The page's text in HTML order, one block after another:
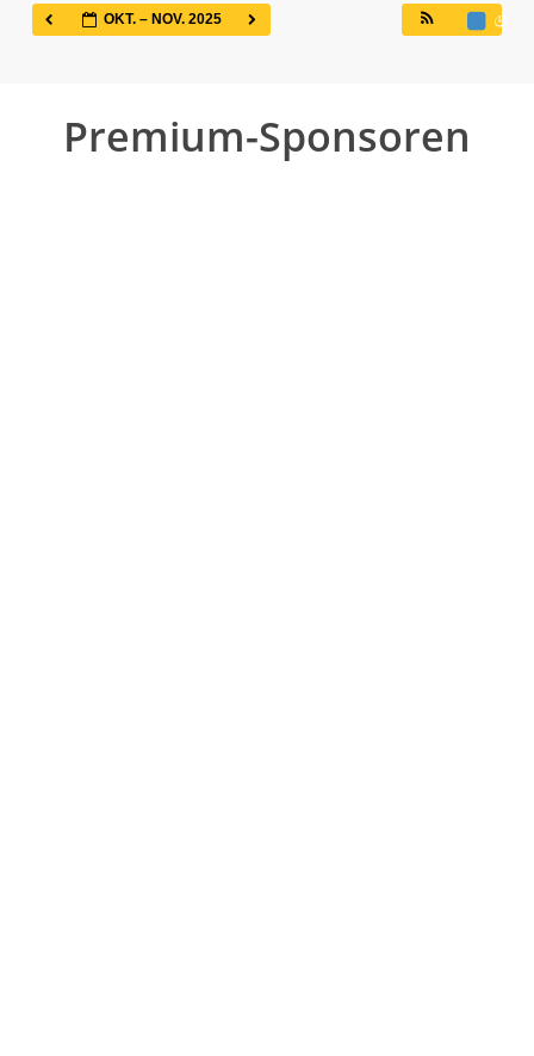
OKT. – NOV. 2025
Premium-Sponsoren